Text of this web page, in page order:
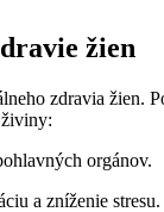
žien
zdravia žien.
orgánov.
a zníženie stresu.